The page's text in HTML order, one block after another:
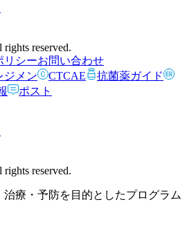
reserved.
リシーお問い合わせ
ジメン CTCAE
抗菌薬ガイド
ポスト
reserved.
療・予防を目的としたプログラム